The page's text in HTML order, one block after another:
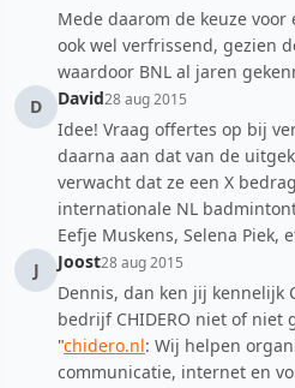
Mede daarom de keuze
ook wel verfrissend, gezien
waardoor BNL al jaren
D
David28 aug 2015
Idee! Vraag offertes op bij
daarna aan dat van de
verwacht dat ze een X
internationale NL
Eefje Muskens, Selena Piek,
J
Joost28 aug 2015
Dennis, dan ken jij kennelijk
bedrijf CHIDERO niet of niet
"chidero.nl: Wij helpen
communicatie, internet en